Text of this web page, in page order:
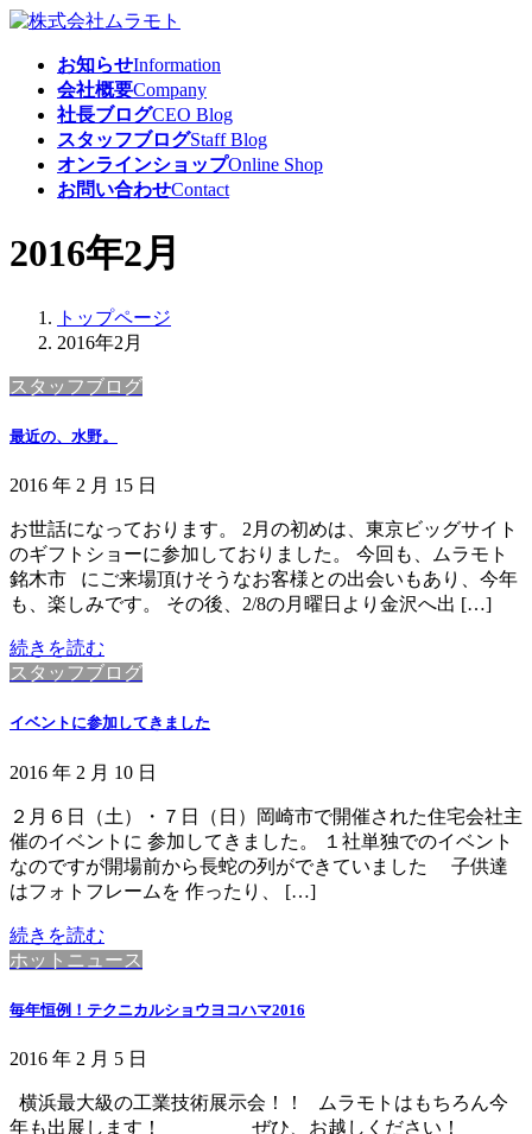
コ
プ
ナ
動
お知らせInformation
会社概要Company
社長ブログCEO Blog
スタッフブログStaff Blog
オンラインショップOnline Shop
お問い合わせContact
2016年2月
トップページ
2016年2月
スタッフブログ
最近の、水野。
2016 年 2 月 15 日
お世話になっております。 2月の初めは、東京ビッグサイト
のギフトショーに参加しておりました。 今回も、ムラモト
銘木市 にご来場頂けそうなお客様との出会いもあり、今年
も、楽しみです。 その後、2/8の月曜日より金沢へ出 […]
続きを読む
スタッフブログ
イベントに参加してきました
2016 年 2 月 10 日
２月６日（土）・７日（日）岡崎市で開催された住宅会社主
催のイベントに 参加してきました。 １社単独でのイベント
なのですが開場前から長蛇の列ができていました 子供達
はフォトフレームを 作ったり、 […]
続きを読む
ホットニュース
毎年恒例！テクニカルショウヨコハマ2016
2016 年 2 月 5 日
横浜最大級の工業技術展示会！！ ムラモトはもちろん今
年も出展します！ ぜひ、お越しください！